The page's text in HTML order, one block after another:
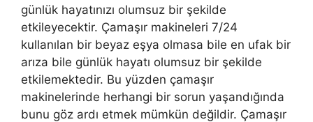
günlük hayatınızı olumsuz bir şekilde
etkileyecektir. Çamaşır makineleri 7/24
kullanılan bir beyaz eşya olmasa bile en ufak bir
arıza bile günlük hayatı olumsuz bir şekilde
etkilemektedir. Bu yüzden çamaşır
makinelerinde herhangi bir sorun yaşandığında
bunu göz ardı etmek mümkün değildir. Çamaşır